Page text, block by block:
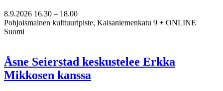
8.9.2026 16.30 – 18.00
Pohjoismainen kulttuuripiste, Kaisaniemenkatu 9 + ONLINE
Suomi
Åsne Seierstad keskustelee Erkka
Mikkosen kanssa